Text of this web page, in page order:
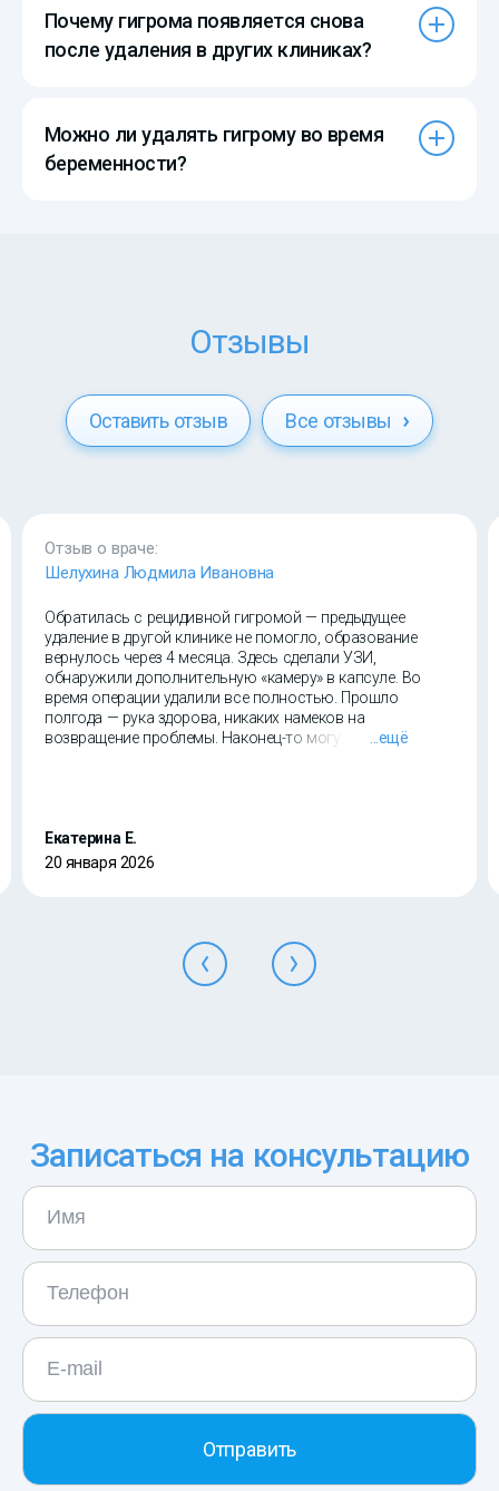
Почему гигрома появляется снова
после удаления в других клиниках?
Можно ли удалять гигрому во время
беременности?
Отзывы
Оставить отзыв Все отзывы
Отзыв о враче:
Шелухина Людмила Ивановна
Обратилась с рецидивной гигромой — предыдущее
удаление в другой клинике не помогло, образование
вернулось через 4 месяца. Здесь сделали УЗИ,
обнаружили дополнительную «камеру» в капсуле. Во
время операции удалили все полностью. Прошло
полгода — рука здорова, никаких намеков на
возвращение проблемы. Наконец-то могу спокойно
...ещё
Екатерина Е.
20 января 2026
Записаться на консультацию